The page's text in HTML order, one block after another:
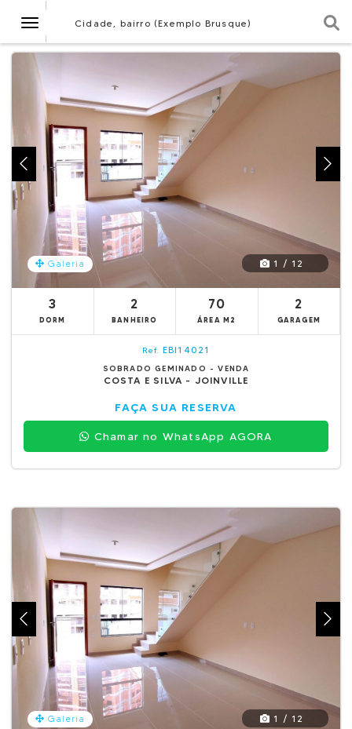
NavegaçãoCidade, bairro (Exemplo Brusque)
Galeria 1 / 12
3
DORM
2
BANHEIRO
70
ÁREA M2
2
GARAGEM
Ref. EBI14021
SOBRADO GEMINADO - VENDA
COSTA E SILVA - JOINVILLE
FAÇA SUA RESERVA
Chamar no WhatsApp AGORA
Galeria 1 / 12